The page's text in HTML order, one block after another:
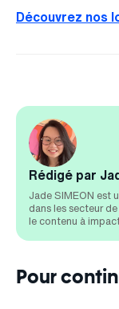
Découvrez nos
Rédigé par
Jade SIMEON est
dans les secteur
le contenu à
Pour